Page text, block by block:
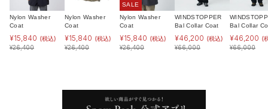
Nylon Washer
Coat
¥15,840 (税込)
¥26,400
Nylon Washer
Coat
¥15,840 (税込)
¥26,400
SALE
Nylon Washer
Coat
¥15,840 (税込)
¥26,400
WINDSTOPPER
Bal Collar Coat
¥46,200 (税込)
¥66,000
Bal Collar
¥46,200 (
¥66,000